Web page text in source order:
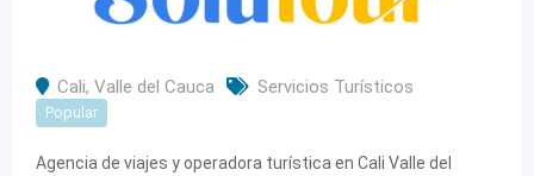
Cali, Valle del Cauca Servicios Turísticos
Popular
Agencia de viajes y operadora turística en Cali Valle del